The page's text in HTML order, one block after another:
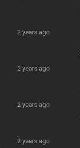
2 years ago
2 years ago
2 years ago
2 years ago